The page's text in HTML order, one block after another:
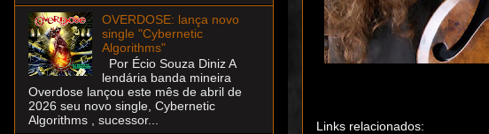
Links relacionados:
OVERDOSE: lança novo
single "Cybernetic
Algorithms"
Por Écio Souza Diniz A
lendária banda mineira
Overdose lançou este mês de abril de
2026 seu novo single, Cybernetic
Algorithms , sucessor...